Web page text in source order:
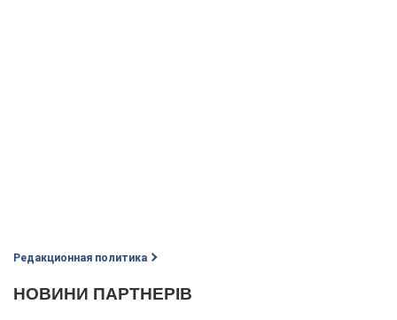
Редакционная политика